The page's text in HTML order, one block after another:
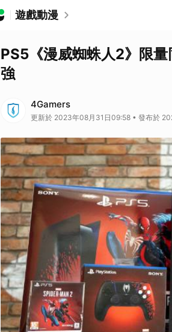
遊戲動漫
PS5《漫威蜘蛛人2》限
強
4Gamers
更新於 2023年08月31日09:58 • 發布於